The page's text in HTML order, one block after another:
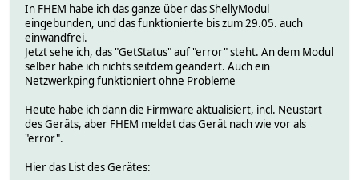
In FHEM habe ich das ganze über das ShellyModul
eingebunden, und das funktionierte bis zum 29.05. auch
einwandfrei.
Jetzt sehe ich, das "GetStatus" auf "error" steht. An dem Modul
selber habe ich nichts seitdem geändert. Auch ein
Netzwerkping funktioniert ohne Probleme
Heute habe ich dann die Firmware aktualisiert, incl. Neustart
des Geräts, aber FHEM meldet das Gerät nach wie vor als
"error".
Hier das List des Gerätes: